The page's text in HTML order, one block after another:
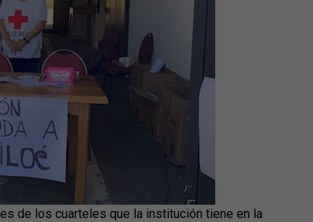
de los cuarteles que la institución tiene en la